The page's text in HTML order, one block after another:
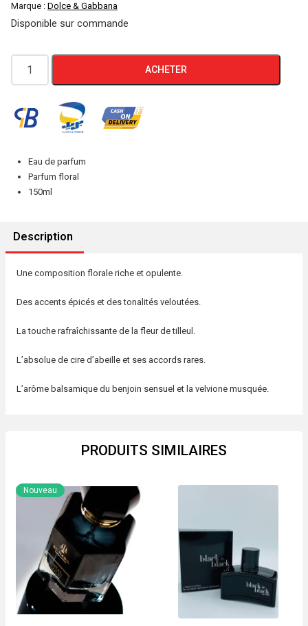
Marque : Dolce & Gabbana
Disponible sur commande
quantité
de
&
Velvet
Ginestra
ACHETER
Eau de parfum
Parfum floral
150ml
Description
Une composition florale riche et opulente.
Des accents épicés et des tonalités veloutées.
La touche rafraîchissante de la fleur de tilleul.
L’absolue de cire d’abeille et ses accords rares.
L’arôme balsamique du benjoin sensuel et la velvione musquée.
PRODUITS SIMILAIRES
Nouveau